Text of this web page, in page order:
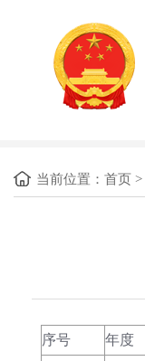
当前位置： 首页 >
序号 年度